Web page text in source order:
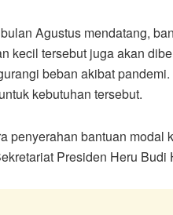
Agustus mendatang,
kecil tersebut juga akan
beban akibat
kebutuhan tersebut.
penyerahan bantuan
Presiden Heru Budi